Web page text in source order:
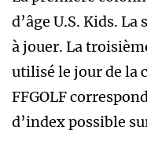
d’âge U.S. Kids.
à jouer. La
utilisé le jour de la
FFGOLF
d’index possible